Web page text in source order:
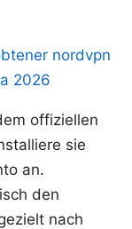
nordvpn
2026
offiziellen
sie
an.
den
nach